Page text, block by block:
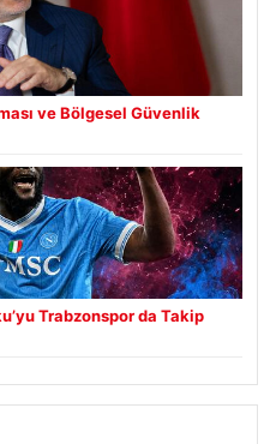
ve Bölgesel Güvenlik
Trabzonspor da Takip